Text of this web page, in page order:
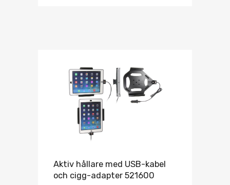
Aktiv hållare med USB-kabel
och cigg-adapter 521600